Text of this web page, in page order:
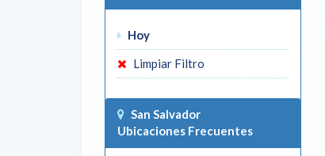
Hoy
Limpiar Filtro
San Salvador
Ubicaciones Frecuentes